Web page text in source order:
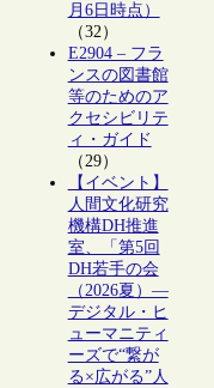
月6日時点）
（32）
E2904 – フラ
ンスの図書館
等のためのア
クセシビリテ
ィ・ガイド
（29）
【イベント】
人間文化研究
機構DH推進
室、「第5回
DH若手の会
（2026夏）―
デジタル・ヒ
ューマニティ
ーズで“繋が
る×広がる”人